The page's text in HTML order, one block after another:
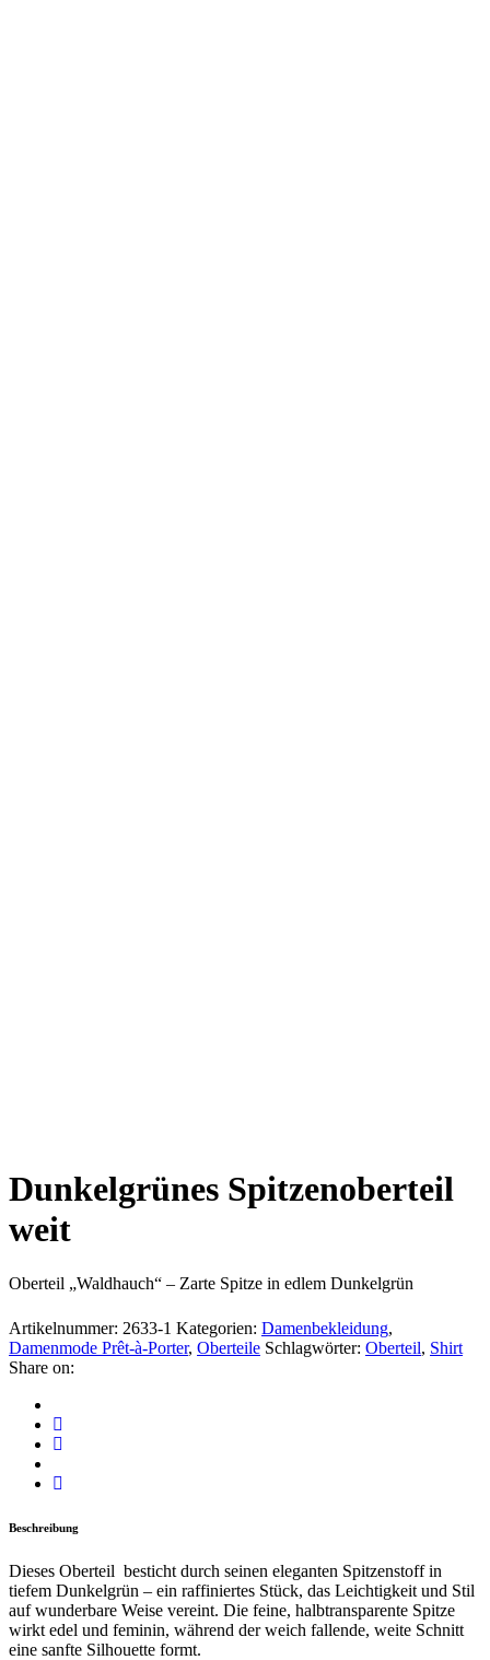
Dunkelgrünes Spitzenoberteil
weit
Oberteil „Waldhauch“ – Zarte Spitze in edlem Dunkelgrün
Artikelnummer: 2633-1 Kategorien: Damenbekleidung,
Damenmode Prêt-à-Porter, Oberteile Schlagwörter: Oberteil, Shirt
Share on:
Beschreibung
Dieses Oberteil besticht durch seinen eleganten Spitzenstoff in
tiefem Dunkelgrün – ein raffiniertes Stück, das Leichtigkeit und Stil
auf wunderbare Weise vereint. Die feine, halbtransparente Spitze
wirkt edel und feminin, während der weich fallende, weite Schnitt
eine sanfte Silhouette formt.